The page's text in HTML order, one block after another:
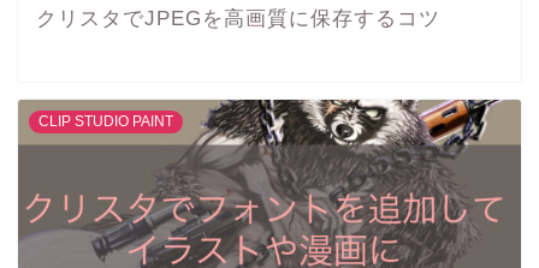
クリスタでJPEGを高画質に保存するコツ
CLIP STUDIO PAINT